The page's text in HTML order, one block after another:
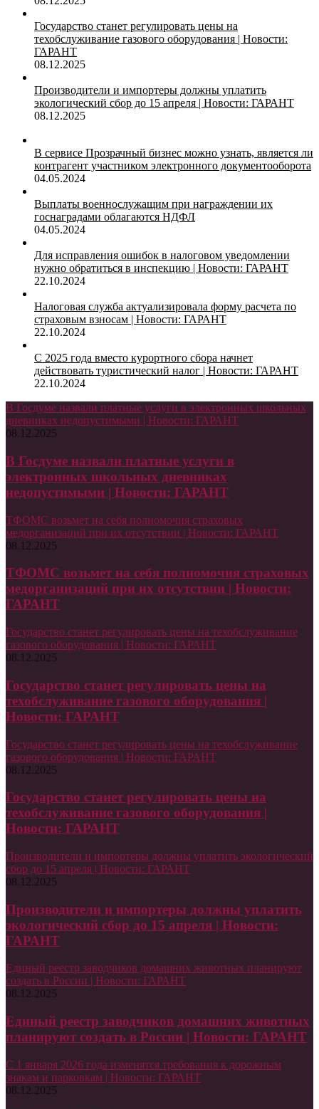
Государство станет регулировать цены на
техобслуживание газового оборудования | Новости:
ГАРАНТ
08.12.2025
Производители и импортеры должны уплатить
экологический сбор до 15 апреля | Новости: ГАРАНТ
08.12.2025
В сервисе Прозрачный бизнес можно узнать, является ли
контрагент участником электронного документооборота
04.05.2024
Выплаты военнослужащим при награждении их
госнаградами облагаются НДФЛ
04.05.2024
Для исправления ошибок в налоговом уведомлении
нужно обратиться в инспекцию | Новости: ГАРАНТ
22.10.2024
Налоговая служба актуализировала форму расчета по
страховым взносам | Новости: ГАРАНТ
22.10.2024
С 2025 года вместо курортного сбора начнет
действовать туристический налог | Новости: ГАРАНТ
22.10.2024
В Госдуме назвали платные услуги в электронных школьных
дневниках недопустимыми | Новости: ГАРАНТ
08.12.2025
В Госдуме назвали платные услуги в
электронных школьных дневниках
недопустимыми | Новости: ГАРАНТ
ТФОМС возьмет на себя полномочия страховых
медорганизаций при их отсутствии | Новости: ГАРАНТ
08.12.2025
ТФОМС возьмет на себя полномочия страховых
медорганизаций при их отсутствии | Новости:
ГАРАНТ
Государство станет регулировать цены на техобслуживание
газового оборудования | Новости: ГАРАНТ
08.12.2025
Государство станет регулировать цены на
техобслуживание газового оборудования |
Новости: ГАРАНТ
Государство станет регулировать цены на техобслуживание
газового оборудования | Новости: ГАРАНТ
08.12.2025
Государство станет регулировать цены на
техобслуживание газового оборудования |
Новости: ГАРАНТ
Производители и импортеры должны уплатить экологический
сбор до 15 апреля | Новости: ГАРАНТ
08.12.2025
Производители и импортеры должны уплатить
экологический сбор до 15 апреля | Новости:
ГАРАНТ
Единый реестр заводчиков домашних животных планируют
создать в России | Новости: ГАРАНТ
08.12.2025
Единый реестр заводчиков домашних животных
планируют создать в России | Новости: ГАРАНТ
С 1 января 2026 года изменятся требования к дорожным
знакам и парковкам | Новости: ГАРАНТ
08.12.2025